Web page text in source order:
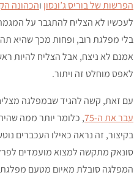
הפרשות של בוריס ג’ונסון והכהונה
לעכשיו לא הצליח להתגבר על
בלי מפלגת רוב, ופחות מכך שהיא
אמנם לא ניצח, אבל הצליח להיות
לאפס מוחלט זה ויתור.
עם זאת, קשה להגיד שבמפלגה
עבר את ה-75
בקיצור, זה נראה כאילו העכברים
סונאק מתקשה למצוא מועמדים
המפלגה סובלת מאיום מטעם